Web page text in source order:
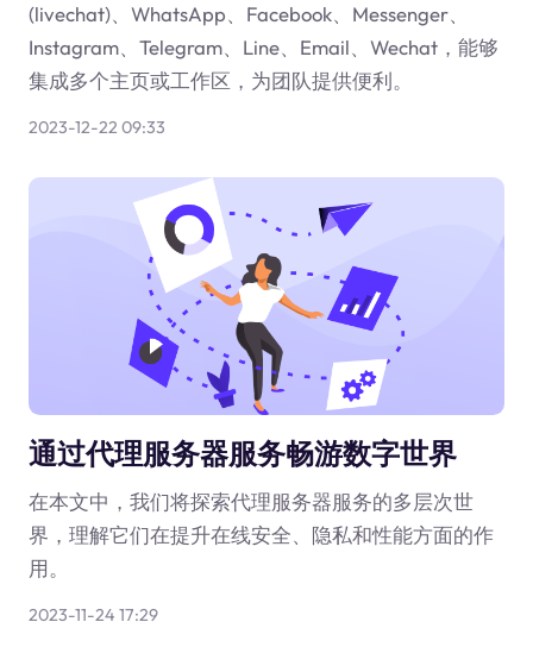
(livechat)、WhatsApp、Facebook、Messenger、
Instagram、Telegram、Line、Email、Wechat，能够
集成多个主页或工作区，为团队提供便利。
2023-12-22 09:33
通过代理服务器服务畅游数字世界
在本文中，我们将探索代理服务器服务的多层次世
界，理解它们在提升在线安全、隐私和性能方面的作
用。
2023-11-24 17:29